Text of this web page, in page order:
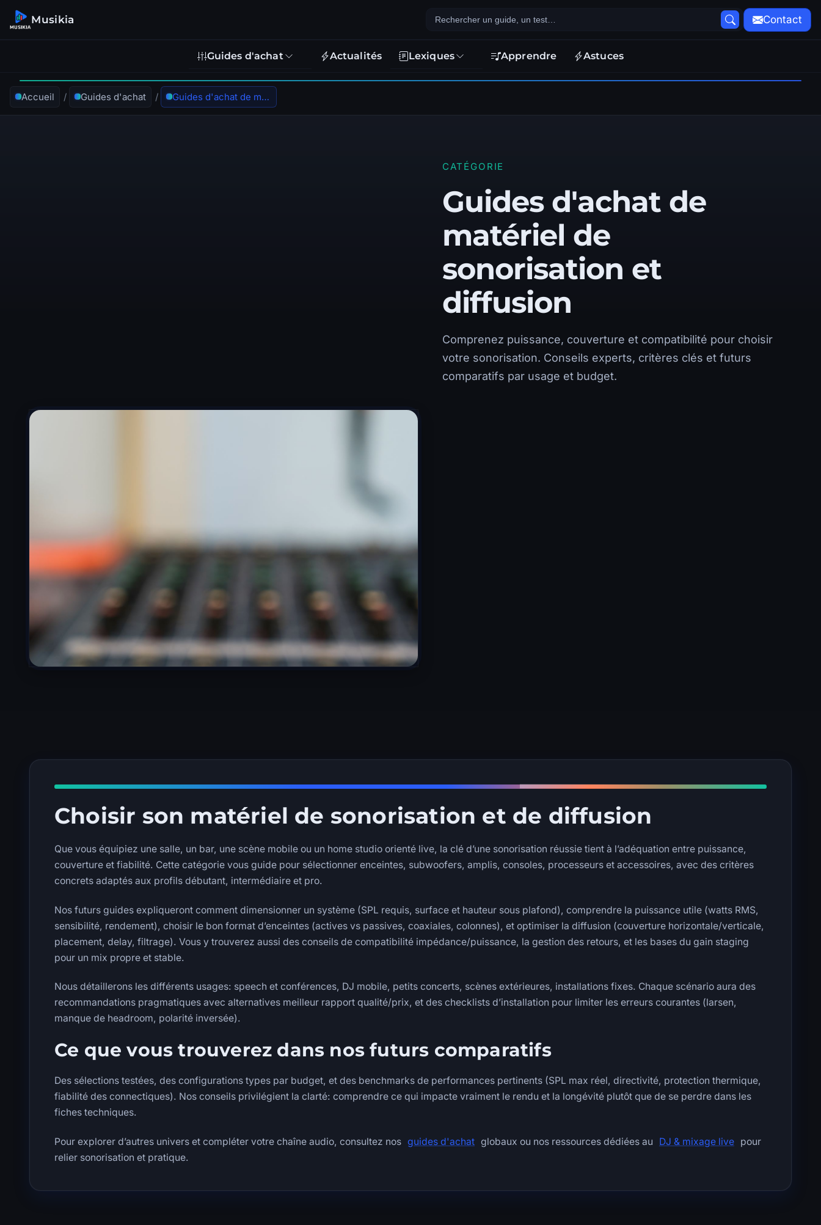
Musikia Contact
Guides d'achat Actualités Lexiques Apprendre Astuces
Accueil / Guides d'achat / Guides d'achat de matériel de sonorisation et diffusion
CATÉGORIE
Guides d'achat de
matériel de
sonorisation et
diffusion
Comprenez puissance, couverture et compatibilité pour choisir
votre sonorisation. Conseils experts, critères clés et futurs
comparatifs par usage et budget.
Choisir son matériel de sonorisation et de diffusion
Que vous équipiez une salle, un bar, une scène mobile ou un home studio orienté live, la clé d’une sonorisation réussie tient à l’adéquation entre puissance,
couverture et fiabilité. Cette catégorie vous guide pour sélectionner enceintes, subwoofers, amplis, consoles, processeurs et accessoires, avec des critères
concrets adaptés aux profils débutant, intermédiaire et pro.
Nos futurs guides expliqueront comment dimensionner un système (SPL requis, surface et hauteur sous plafond), comprendre la puissance utile (watts RMS,
sensibilité, rendement), choisir le bon format d’enceintes (actives vs passives, coaxiales, colonnes), et optimiser la diffusion (couverture horizontale/verticale,
placement, delay, filtrage). Vous y trouverez aussi des conseils de compatibilité impédance/puissance, la gestion des retours, et les bases du gain staging
pour un mix propre et stable.
Nous détaillerons les différents usages: speech et conférences, DJ mobile, petits concerts, scènes extérieures, installations fixes. Chaque scénario aura des
recommandations pragmatiques avec alternatives meilleur rapport qualité/prix, et des checklists d’installation pour limiter les erreurs courantes (larsen,
manque de headroom, polarité inversée).
Ce que vous trouverez dans nos futurs comparatifs
Des sélections testées, des configurations types par budget, et des benchmarks de performances pertinents (SPL max réel, directivité, protection thermique,
fiabilité des connectiques). Nos conseils privilégient la clarté: comprendre ce qui impacte vraiment le rendu et la longévité plutôt que de se perdre dans les
fiches techniques.
Pour explorer d’autres univers et compléter votre chaîne audio, consultez nos guides d'achat globaux ou nos ressources dédiées au DJ & mixage live pour
relier sonorisation et pratique.